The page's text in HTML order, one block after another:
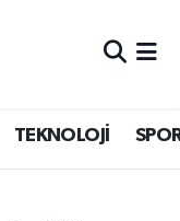
TEKNOLOJİ